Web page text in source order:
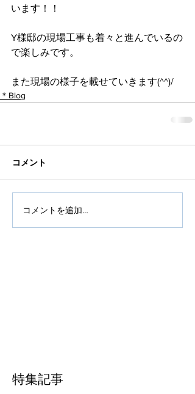
います！！
Y様邸の現場工事も着々と進んでいるの
で楽しみです。
また現場の様子を載せていきます(^^)/
＊Blog
コメント
コメントを追加…
特集記事